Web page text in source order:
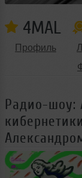
4MAL
Профиль
Радио-шоу: